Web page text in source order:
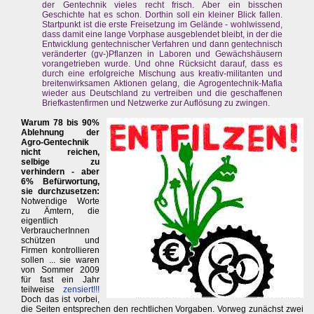
der Gentechnik vieles recht frisch. Aber ein bisschen
Geschichte hat es schon. Dorthin soll ein kleiner Blick fallen.
Startpunkt ist die erste Freisetzung im Gelände - wohlwissend,
dass damit eine lange Vorphase ausgeblendet bleibt, in der die
Entwicklung gentechnischer Verfahren und dann gentechnisch
veränderter (gv-)Pflanzen in Laboren und Gewächshäusern
vorangetrieben wurde. Und ohne Rücksicht darauf, dass es
durch eine erfolgreiche Mischung aus kreativ-militanten und
breitenwirksamen Aktionen gelang, die Agrogentechnik-Mafia
wieder aus Deutschland zu vertreiben und die geschaffenen
Briefkastenfirmen und Netzwerke zur Auflösung zu zwingen.
Warum 78 bis 90%
Ablehnung der
Agro-Gentechnik
nicht reichen,
selbige zu
verhindern - aber
6% Befürwortung,
sie durchzusetzen:
Notwendige Worte
zu Ämtern, die
eigentlich
VerbraucherInnen
schützen und
Firmen kontrollieren
sollen ... sie waren
von Sommer 2009
für fast ein Jahr
teilweisezensiert!!!
Doch das ist vorbei,
die Seiten entsprechen den rechtlichen Vorgaben. Vorweg zunächst zwei